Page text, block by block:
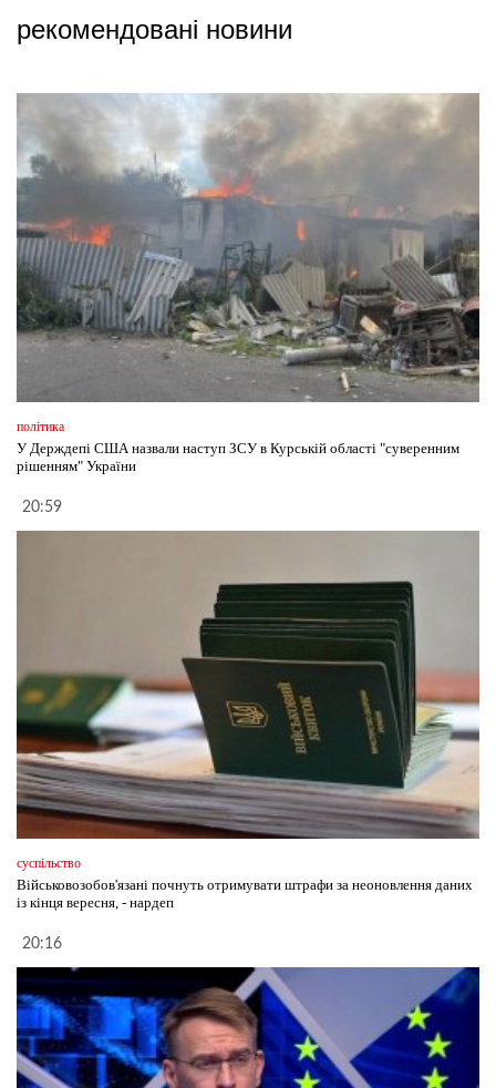
рекомендовані новини
політика
У Держдепі США назвали наступ ЗСУ в Курській області "суверенним
рішенням" України
20:59
суспільство
Військовозобов'язані почнуть отримувати штрафи за неоновлення даних
із кінця вересня, - нардеп
20:16